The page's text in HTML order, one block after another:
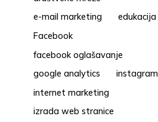
e-mail marketing
edukacija
Facebook
facebook oglašavanje
google analytics
instagram
internet marketing
izrada web stranice